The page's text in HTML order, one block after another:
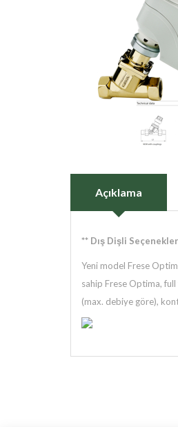
Açıklama
** Dış Dişli
Yeni model Frese
sahip Frese Optima,
(max. debiye göre),